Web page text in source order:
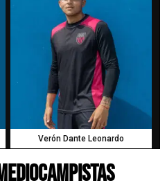
Verón Dante Leonardo